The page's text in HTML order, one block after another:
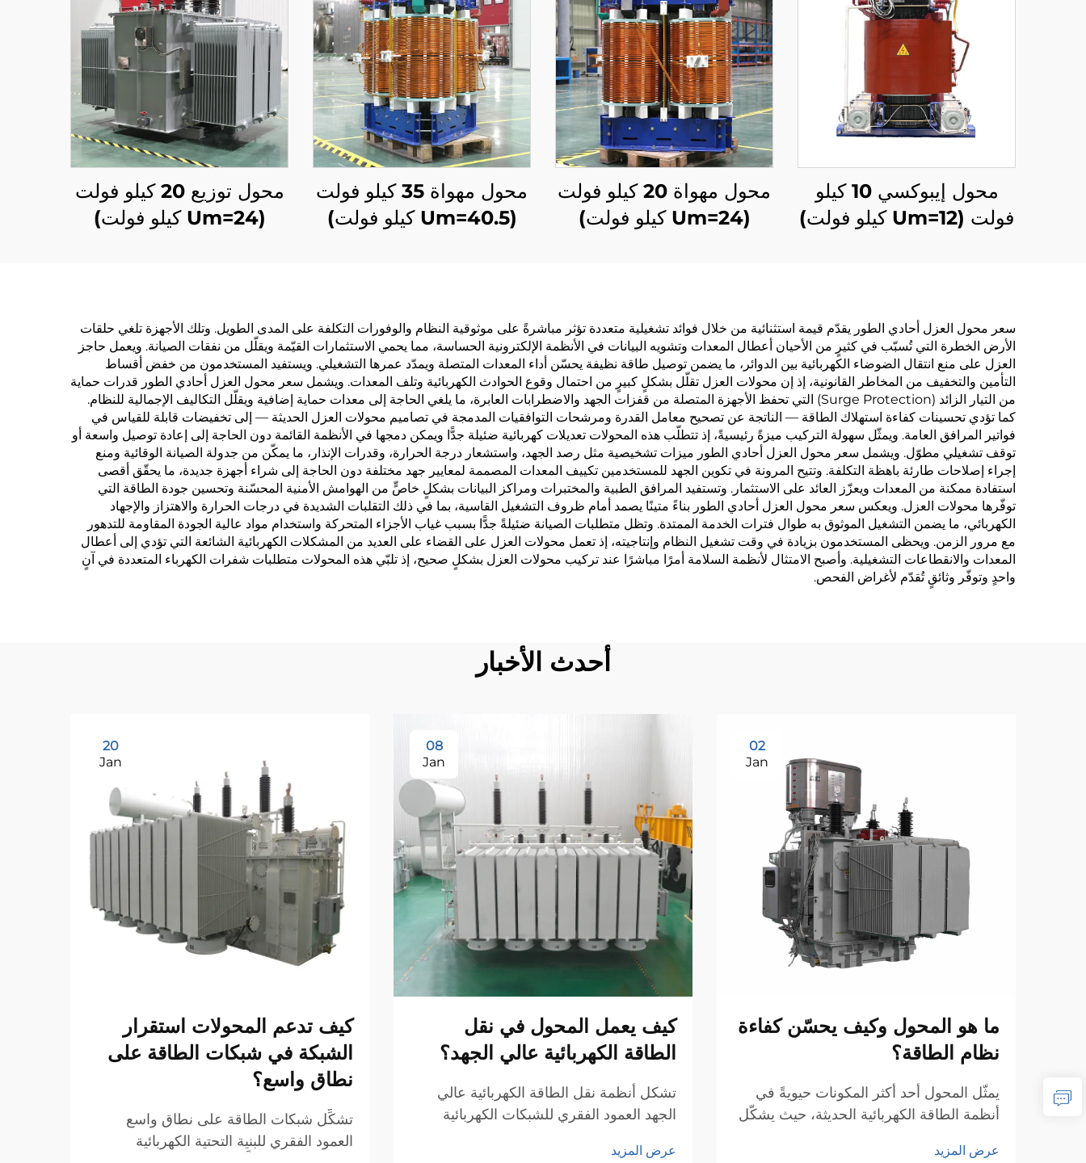
محول إيبوكسي 10 كيلو
فولت (Um=12 كيلو فولت)
محول مهواة 20 كيلو فولت
(Um=24 كيلو فولت)
محول مهواة 35 كيلو فولت
(Um=40.5 كيلو فولت)
محول توزيع 20 كيلو فولت
(Um=24 كيلو فولت)
سعر محول العزل أحادي الطور يقدّم قيمة استثنائية من خلال فوائد تشغيلية متعددة تؤثر مباشرةً على موثوقية النظام والوفورات التكلفة على المدى الطويل. وتلك الأجهزة تلغي حلقات
الأرض الخطرة التي تُسبّب في كثيرٍ من الأحيان أعطال المعدات وتشويه البيانات في الأنظمة الإلكترونية الحساسة، مما يحمي الاستثمارات القيّمة ويقلّل من نفقات الصيانة. ويعمل حاجز
العزل على منع انتقال الضوضاء الكهربائية بين الدوائر، ما يضمن توصيل طاقة نظيفة يحسّن أداء المعدات المتصلة ويمدّد عمرها التشغيلي. ويستفيد المستخدمون من خفض أقساط
التأمين والتخفيف من المخاطر القانونية، إذ إن محولات العزل تقلّل بشكلٍ كبيرٍ من احتمال وقوع الحوادث الكهربائية وتلف المعدات. ويشمل سعر محول العزل أحادي الطور قدرات حماية
من التيار الزائد (Surge Protection) التي تحفظ الأجهزة المتصلة من قفزات الجهد والاضطرابات العابرة، ما يلغي الحاجة إلى معدات حماية إضافية ويقلّل التكاليف الإجمالية للنظام.
كما تؤدي تحسينات كفاءة استهلاك الطاقة — الناتجة عن تصحيح معامل القدرة ومرشحات التوافقيات المدمجة في تصاميم محولات العزل الحديثة — إلى تخفيضات قابلة للقياس في
فواتير المرافق العامة. ويمثّل سهولة التركيب ميزةً رئيسيةً، إذ تتطلّب هذه المحولات تعديلات كهربائية ضئيلة جدًّا ويمكن دمجها في الأنظمة القائمة دون الحاجة إلى إعادة توصيل واسعة أو
توقف تشغيلي مطوّل. ويشمل سعر محول العزل أحادي الطور ميزات تشخيصية مثل رصد الجهد، واستشعار درجة الحرارة، وقدرات الإنذار، ما يمكّن من جدولة الصيانة الوقائية ومنع
إجراء إصلاحات طارئة باهظة التكلفة. وتتيح المرونة في تكوين الجهد للمستخدمين تكييف المعدات المصممة لمعايير جهد مختلفة دون الحاجة إلى شراء أجهزة جديدة، ما يحقّق أقصى
استفادة ممكنة من المعدات ويعزّز العائد على الاستثمار. وتستفيد المرافق الطبية والمختبرات ومراكز البيانات بشكلٍ خاصٍّ من الهوامش الأمنية المحسّنة وتحسين جودة الطاقة التي
توفّرها محولات العزل. ويعكس سعر محول العزل أحادي الطور بناءً متينًا يصمد أمام ظروف التشغيل القاسية، بما في ذلك التقلبات الشديدة في درجات الحرارة والاهتزاز والإجهاد
الكهربائي، ما يضمن التشغيل الموثوق به طوال فترات الخدمة الممتدة. وتظل متطلبات الصيانة ضئيلةً جدًّا بسبب غياب الأجزاء المتحركة واستخدام مواد عالية الجودة المقاومة للتدهور
مع مرور الزمن. ويحظى المستخدمون بزيادة في وقت تشغيل النظام وإنتاجيته، إذ تعمل محولات العزل على القضاء على العديد من المشكلات الكهربائية الشائعة التي تؤدي إلى أعطال
المعدات والانقطاعات التشغيلية. وأصبح الامتثال لأنظمة السلامة أمرًا مباشرًا عند تركيب محولات العزل بشكلٍ صحيح، إذ تلبّي هذه المحولات متطلبات شفرات الكهرباء المتعددة في آنٍ
واحدٍ وتوفّر وثائقٍ تُقدّم لأغراض الفحص.
أحدث الأخبار
02
Jan
ما هو المحول وكيف يحسّن كفاءة
نظام الطاقة؟
يمثّل المحول أحد أكثر المكونات حيويةً في
أنظمة الطاقة الكهربائية الحديثة، حيث يشكّل
الشبكات الواسعة. وهذه الأجهزة
عرض المزيد
08
Jan
كيف يعمل المحول في نقل
الطاقة الكهربائية عالي الجهد؟
تشكل أنظمة نقل الطاقة الكهربائية عالي
الجهد العمود الفقري للشبكات الكهربائية
عبر مسافات شاسعة. ويتواجد المحول
عرض المزيد
20
Jan
كيف تدعم المحولات استقرار
الشبكة في شبكات الطاقة على
نطاق واسع؟
تشكِّل شبكات الطاقة على نطاق واسع
العمود الفقري للبنية التحتية الكهربائية